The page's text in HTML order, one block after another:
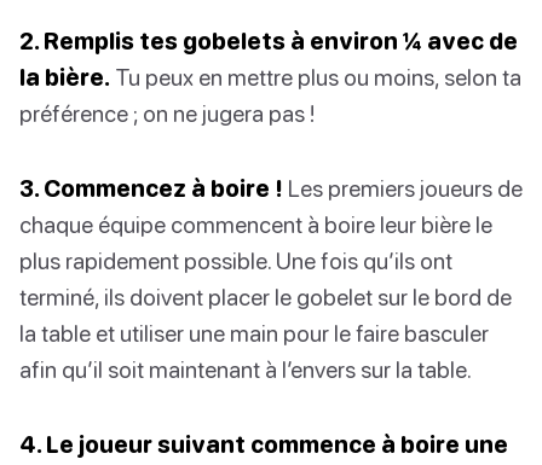
2. Remplis tes gobelets à environ ¼ avec de
la bière. Tu peux en mettre plus ou moins, selon ta
préférence ; on ne jugera pas !
3. Commencez à boire ! Les premiers joueurs de
chaque équipe commencent à boire leur bière le
plus rapidement possible. Une fois qu’ils ont
terminé, ils doivent placer le gobelet sur le bord de
la table et utiliser une main pour le faire basculer
afin qu’il soit maintenant à l’envers sur la table.
4. Le joueur suivant commence à boire une